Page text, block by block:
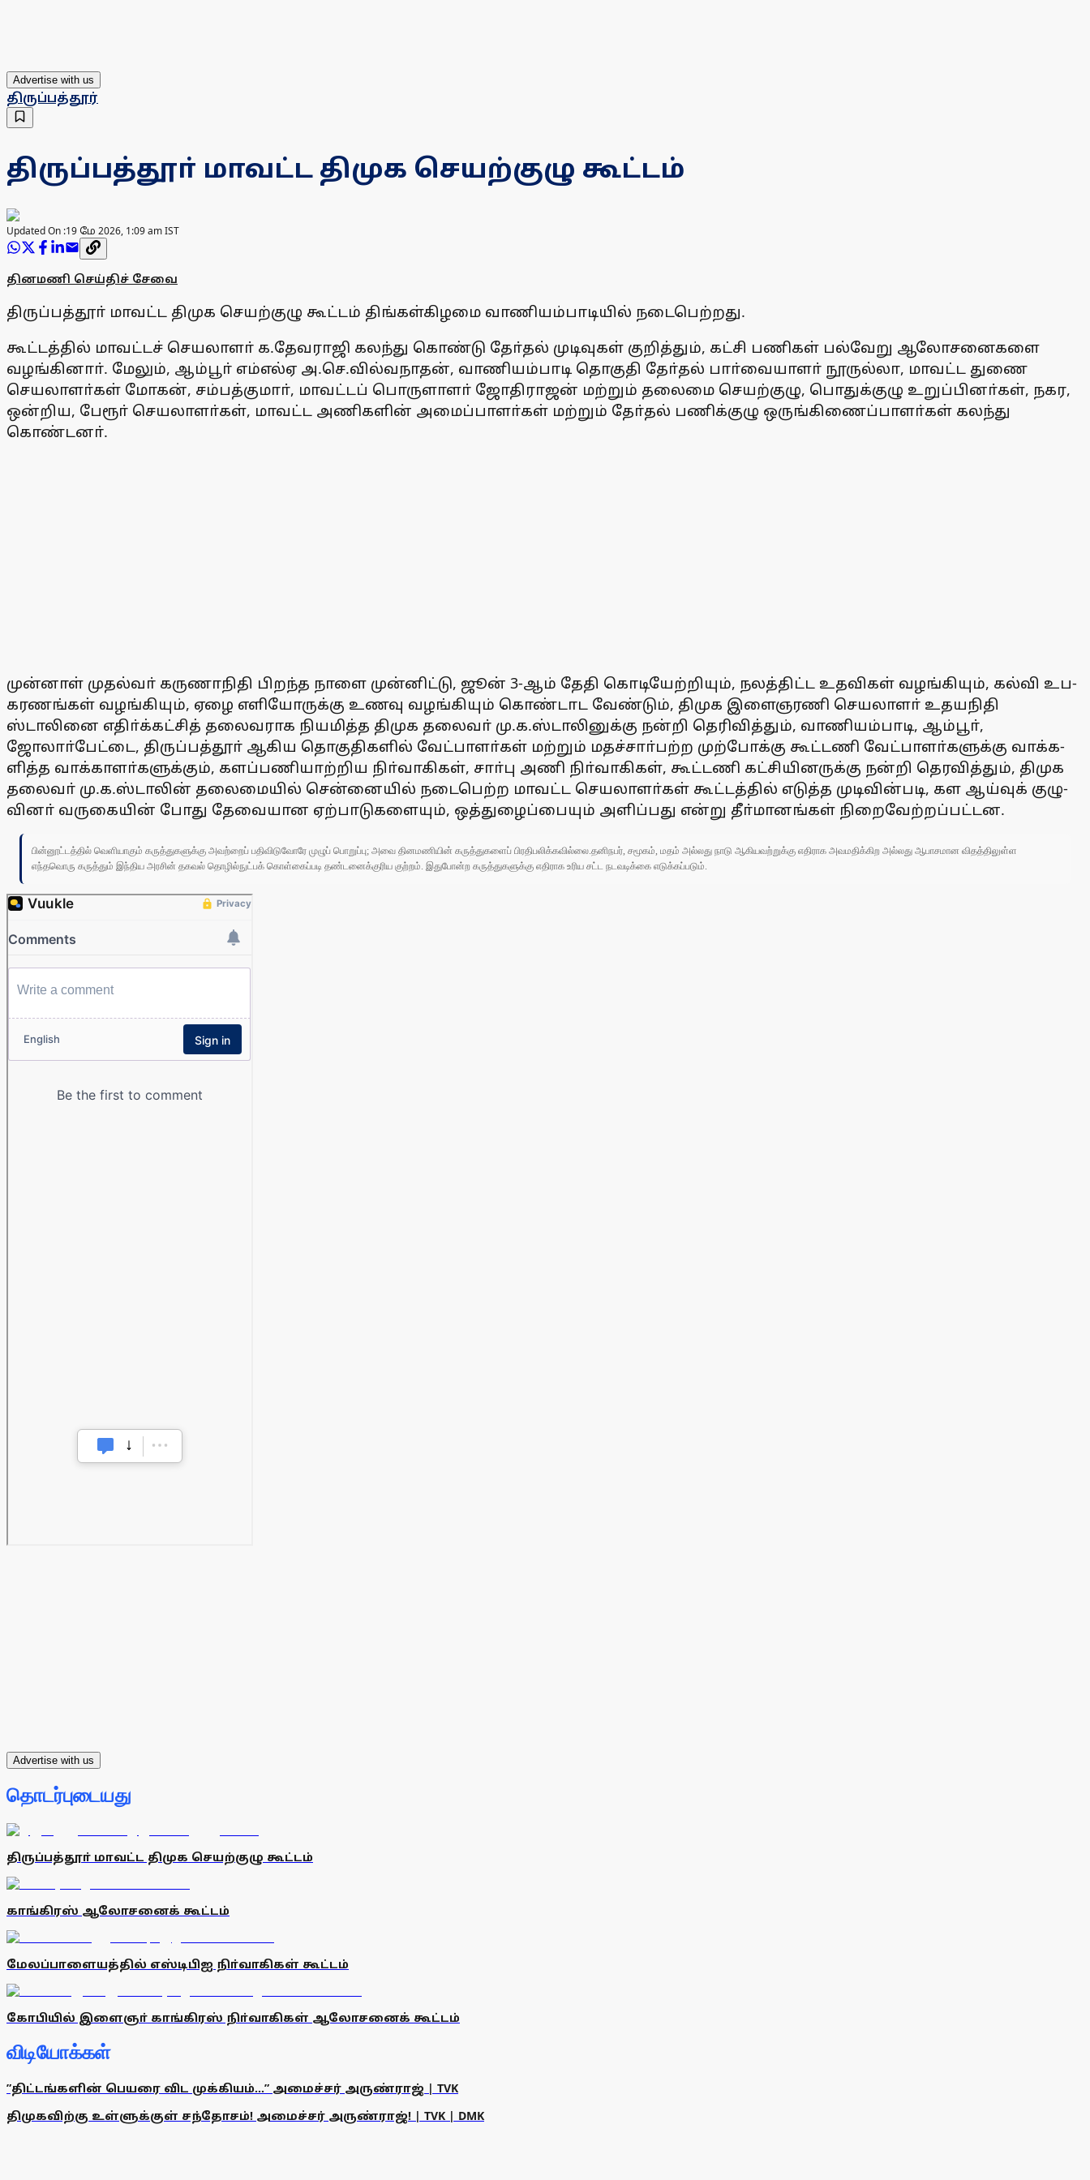
Advertise with us
திருப்பத்தூர்
திருப்பத்தூா் மாவட்ட திமுக செயற்குழு கூட்டம்
Updated On :19 மே 2026, 1:09 am IST
தினமணி செய்திச் சேவை
திருப்பத்தூா் மாவட்ட திமுக செயற்குழு கூட்டம் திங்கள்கிழமை வாணியம்பாடியில் நடைபெற்றது.
கூட்டத்தில் மாவட்டச் செயலாளா் க.தேவராஜி கலந்து கொண்டு தோ்தல் முடிவுகள் குறித்தும், கட்சி பணிகள் பல்வேறு ஆலோசனைகளை
வழங்கினாா். மேலும், ஆம்பூா் எம்எல்ஏ அ.செ.வில்வநாதன், வாணியம்பாடி தொகுதி தோ்தல் பாா்வையாளா் நூருல்லா, மாவட்ட துணை
செயலாளா்கள் மோகன், சம்பத்குமாா், மாவட்டப் பொருளாளா் ஜோதிராஜன் மற்றும் தலைமை செயற்குழு, பொதுக்குழு உறுப்பினா்கள், நகர,
ஒன்றிய, பேரூா் செயலாளா்கள், மாவட்ட அணிகளின் அமைப்பாளா்கள் மற்றும் தோ்தல் பணிக்குழு ஒருங்கிணைப்பாளா்கள் கலந்து
கொண்டனா்.
முன்­னாள் முத­ல்வா் கருணாநிதி பிறந்த நாளை முன்­னிட்டு, ஜூன் 3-ஆம் தேதி கொடி­யேற்­றி­யும், நலத்­திட்ட உத­வி­கள் வழங்­கி­யும், கல்வி உப­
க­ர­ணங்­கள் வழங்­கி­யும், ஏழை எளி­யோ­ருக்கு உணவு வழங்­கி­யும் கொண்­டாட வேண்­டும், திமுக இளை­ஞ­ரணி செய­லா­ளா் உத­ய­நிதி
ஸ்டாலினை எதிா்­க்கட்சித் தலை­வ­ராக நிய­மித்த திமுக தலைவா் மு.க.ஸ்டாலினுக்கு நன்றி தெரிவித்தும், வாணியம்பாடி, ஆம்பூா்,
ஜோலாா்பேட்டை, திருப்பத்தூா் ஆகிய தொகு­தி­க­ளில் வேட்பாளா்கள் மற்றும் மதச்சாா்பற்ற முற்போக்கு கூட்டணி வேட்­பா­ளா்­க­ளுக்கு வாக்­க­
ளித்த வாக்­கா­ளா்களுக்கும், களப்­ப­ணி­யாற்­றிய நிா்­வா­கி­கள், சாா்பு அணி நிா்­வா­கி­கள், கூட்­டணி கட்சியினருக்கு நன்றி தெரவித்தும், திமுக
தலைவா் மு.க.ஸ்டாலின் தலை­மை­யில் சென்னையில் நடை­பெற்ற மாவட்ட செய­லா­ளா்கள் கூட்­டத்­தில் எடுத்த முடி­வின்­படி, கள ஆய்­வுக் குழு­
வி­னா் வரு­கை­யின் போது தேவை­யான ஏற்­பா­டு­க­ளை­யும், ஒத்­து­ழைப்­பை­யும் அளிப்­பது என்­று தீா்­மானங்­கள் நிறைவேற்றப்பட்டன.
பின்னூட்டத்தில் வெளியாகும் கருத்துகளுக்கு அவற்றைப் பதிவிடுவோரே முழுப் பொறுப்பு; அவை தினமணியின் கருத்துகளைப் பிரதிபலிக்கவில்லை.தனிநபர், சமூகம், மதம் அல்லது நாடு ஆகியவற்றுக்கு எதிராக அவமதிக்கிற அல்லது ஆபாசமான விதத்திலுள்ள
எந்தவொரு கருத்தும் இந்திய அரசின் தகவல் தொழில்நுட்பக் கொள்கைப்படி தண்டனைக்குரிய குற்றம். இதுபோன்ற கருத்துகளுக்கு எதிராக உரிய சட்ட நடவடிக்கை எடுக்கப்படும்.
Advertise with us
தொடர்புடையது
திருப்பத்தூா் மாவட்ட திமுக செயற்குழு கூட்டம்
காங்கிரஸ் ஆலோசனைக் கூட்டம்
மேலப்பாளையத்தில் எஸ்டிபிஐ நிா்வாகிகள் கூட்டம்
கோபியில் இளைஞா் காங்கிரஸ் நிா்வாகிகள் ஆலோசனைக் கூட்டம்
விடியோக்கள்
”திட்டங்களின் பெயரை விட முக்கியம்...” அமைச்சர் அருண்ராஜ் | TVK
திமுகவிற்கு உள்ளுக்குள் சந்தோசம்! அமைச்சர் அருண்ராஜ்! | TVK | DMK